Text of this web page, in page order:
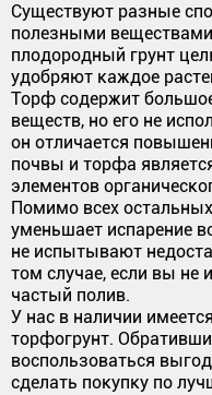
Существуют разные
полезными
плодородный грунт
удобряют каждое
Торф содержит
веществ, но его не
он отличается
почвы и торфа
элементов
Помимо всех
уменьшает испарение
не испытывают
том случае, если вы не
частый полив.
У нас в наличии
торфогрунт.
воспользоваться
сделать покупку по